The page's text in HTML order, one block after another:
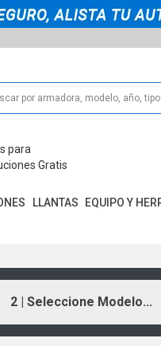
para
Gratis
LLANTAS EQUIPO Y
2 | Seleccione Modelo...